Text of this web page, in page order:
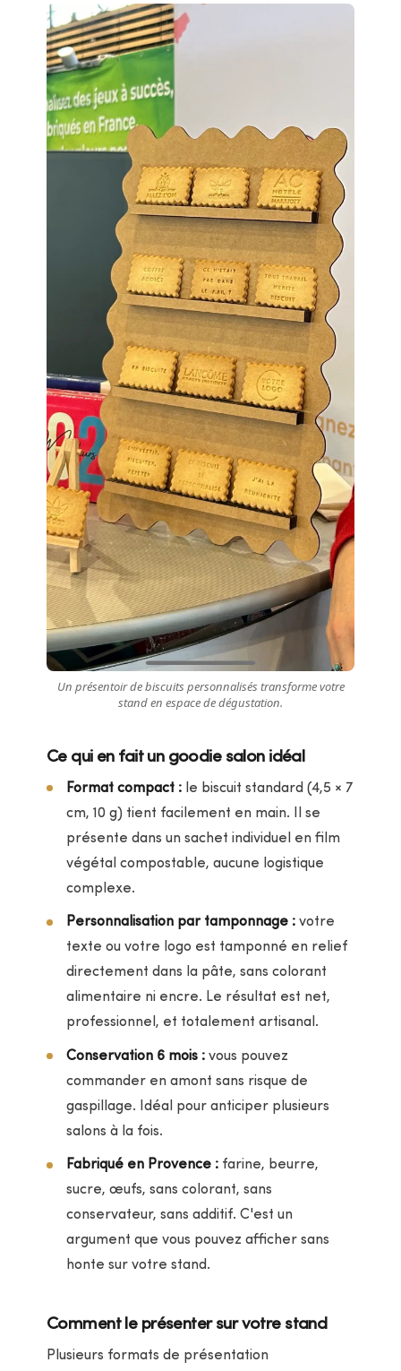
Un présentoir de biscuits personnalisés transforme votre
stand en espace de dégustation.
Ce qui en fait un goodie salon idéal
Format compact : le biscuit standard (4,5 × 7
cm, 10 g) tient facilement en main. Il se
présente dans un sachet individuel en film
végétal compostable, aucune logistique
complexe.
Personnalisation par tamponnage : votre
texte ou votre logo est tamponné en relief
directement dans la pâte, sans colorant
alimentaire ni encre. Le résultat est net,
professionnel, et totalement artisanal.
Conservation 6 mois : vous pouvez
commander en amont sans risque de
gaspillage. Idéal pour anticiper plusieurs
salons à la fois.
Fabriqué en Provence : farine, beurre,
sucre, œufs, sans colorant, sans
conservateur, sans additif. C'est un
argument que vous pouvez afficher sans
honte sur votre stand.
Comment le présenter sur votre stand
Plusieurs formats de présentation